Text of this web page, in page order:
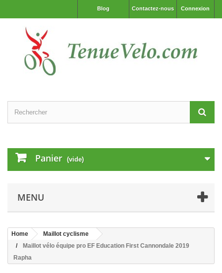
Connexion
Contactez-nous
Blog
Panier (vide)
MENU
Home
Maillot cyclisme
Maillot vélo équipe pro EF Education First Cannondale 2019
Rapha